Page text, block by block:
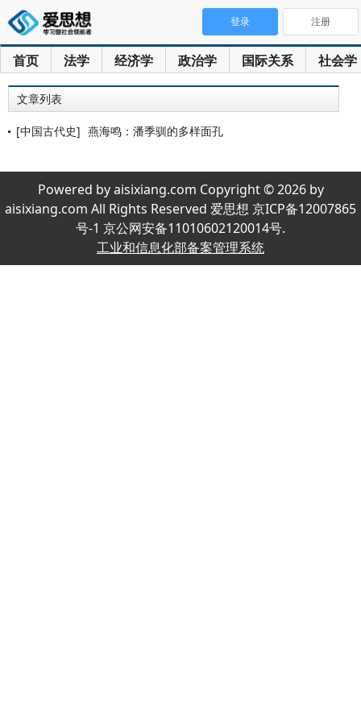
首页 法学 经济学 政治学 国际关系 社会学
登录 注册
文章列表
[中国古代史] 燕海鸣：潘季驯的多样面孔
Powered by aisixiang.com Copyright © 2026 by
aisixiang.com All Rights Reserved 爱思想 京ICP备12007865
号-1 京公网安备11010602120014号.
工业和信息化部备案管理系统